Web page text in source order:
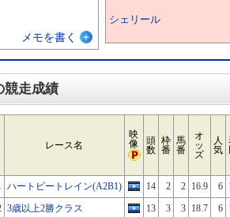
メモを書く
シェリール
競走成績
レース名
映
像
頭
数
枠
番
馬
番
オ
ッ
ズ
人
気
ハートビートレイン(A2B1) 14 2 2 16.9 6
3歳以上2勝クラス 13 3 3 18.7 6